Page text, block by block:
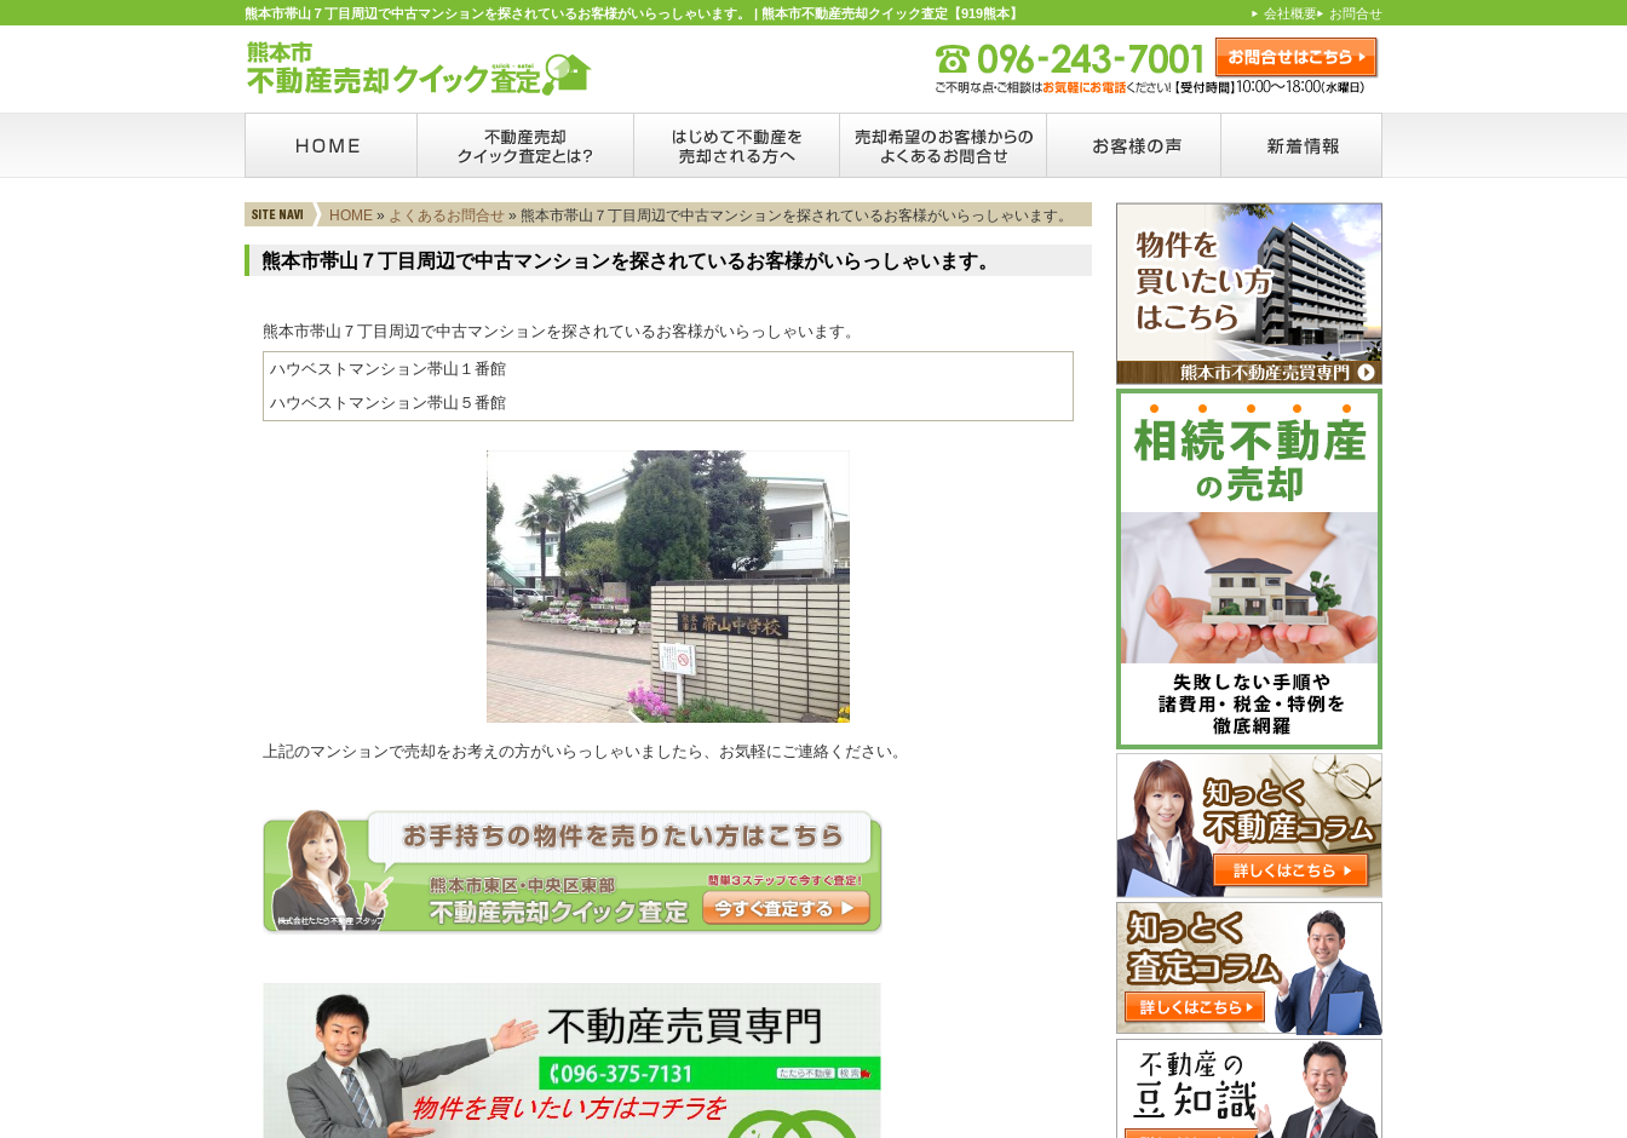
熊本市帯山７丁目周辺で中古マンションを探されているお客様がいらっしゃいます。 | 熊本市不動産売却クイック査定【919熊本】 会社概要 お問合せ
HOME » よくあるお問合せ » 熊本市帯山７丁目周辺で中古マンションを探されているお客様がいらっしゃいます。
熊本市帯山７丁目周辺で中古マンションを探されているお客様がいらっしゃいます。
熊本市帯山７丁目周辺で中古マンションを探されているお客様がいらっしゃいます。
ハウベストマンション帯山１番館
ハウベストマンション帯山５番館
上記のマンションで売却をお考えの方がいらっしゃいましたら、お気軽にご連絡ください。